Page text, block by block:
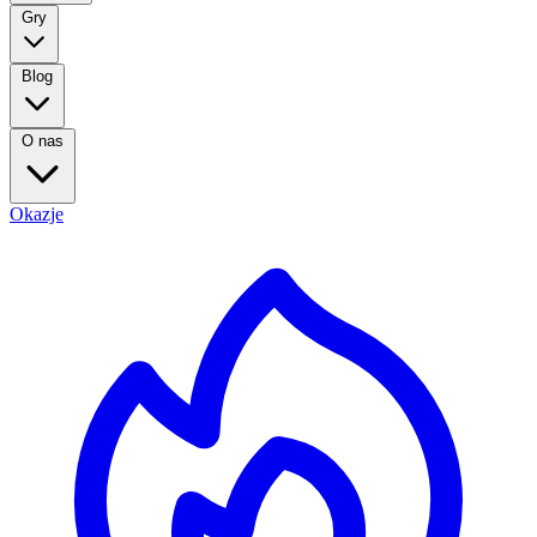
Gry
Blog
O nas
Okazje